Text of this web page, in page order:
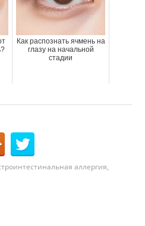
Как распознать ячмень на
глазу на начальной
стадии
аллергия,